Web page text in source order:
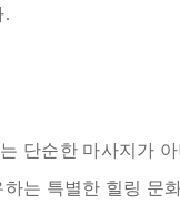
.
단순한 마사지가
는 특별한 힐링 문